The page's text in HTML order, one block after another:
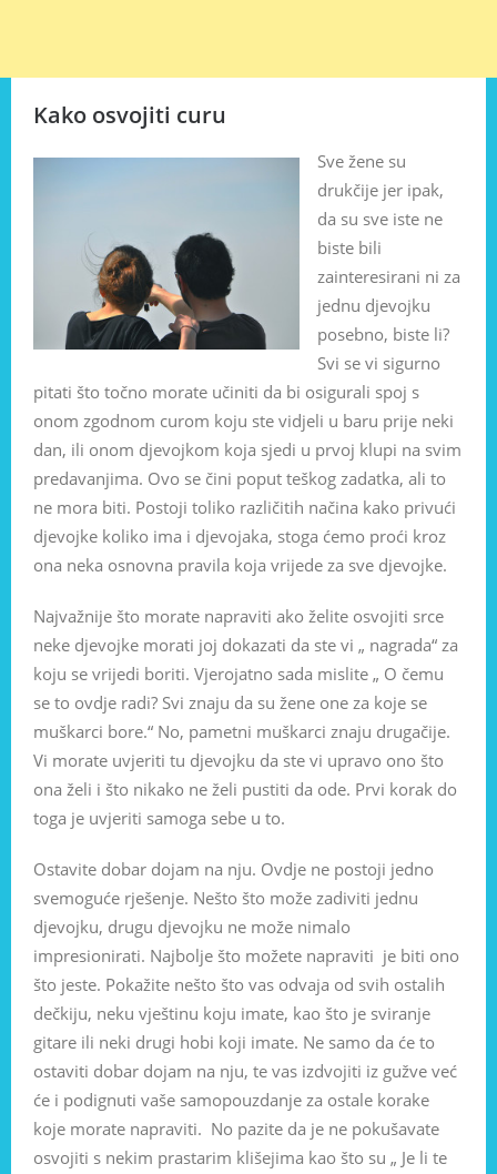
Kako osvojiti curu
Sve žene su
drukčije jer ipak,
da su sve iste ne
biste bili
zainteresirani ni za
jednu djevojku
posebno, biste li?
Svi se vi sigurno
pitati što točno morate učiniti da bi osigurali spoj s
onom zgodnom curom koju ste vidjeli u baru prije neki
dan, ili onom djevojkom koja sjedi u prvoj klupi na svim
predavanjima. Ovo se čini poput teškog zadatka, ali to
ne mora biti. Postoji toliko različitih načina kako privući
djevojke koliko ima i djevojaka, stoga ćemo proći kroz
ona neka osnovna pravila koja vrijede za sve djevojke.
Najvažnije što morate napraviti ako želite osvojiti srce
neke djevojke morati joj dokazati da ste vi „ nagrada“ za
koju se vrijedi boriti. Vjerojatno sada mislite „ O čemu
se to ovdje radi? Svi znaju da su žene one za koje se
muškarci bore.“ No, pametni muškarci znaju drugačije.
Vi morate uvjeriti tu djevojku da ste vi upravo ono što
ona želi i što nikako ne želi pustiti da ode. Prvi korak do
toga je uvjeriti samoga sebe u to.
Ostavite dobar dojam na nju. Ovdje ne postoji jedno
svemoguće rješenje. Nešto što može zadiviti jednu
djevojku, drugu djevojku ne može nimalo
impresionirati. Najbolje što možete napraviti je biti ono
što jeste. Pokažite nešto što vas odvaja od svih ostalih
dečkiju, neku vještinu koju imate, kao što je sviranje
gitare ili neki drugi hobi koji imate. Ne samo da će to
ostaviti dobar dojam na nju, te vas izdvojiti iz gužve već
će i podignuti vaše samopouzdanje za ostale korake
koje morate napraviti. No pazite da je ne pokušavate
osvojiti s nekim prastarim klišejima kao što su „ Je li te